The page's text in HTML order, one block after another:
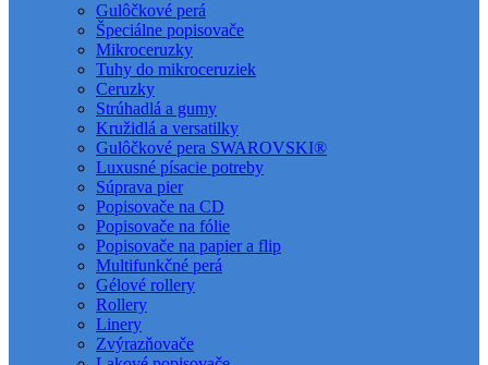
Gulôčkové perá
Špeciálne popisovače
Mikroceruzky
Tuhy do mikroceruziek
Ceruzky
Strúhadlá a gumy
Kružidlá a versatilky
Gulôčkové pera SWAROVSKI®
Luxusné písacie potreby
Súprava pier
Popisovače na CD
Popisovače na fólie
Popisovače na papier a flip
Multifunkčné perá
Gélové rollery
Rollery
Linery
Zvýrazňovače